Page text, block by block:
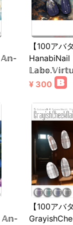
𝔸𝕟-
【100アバ
¥ 300
𝔸𝕟-
【100アバ